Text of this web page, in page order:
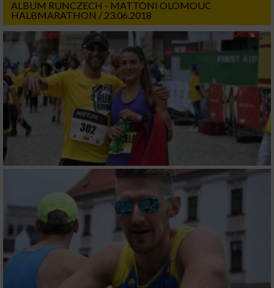
ALBUM RUNCZECH - MATTONI OLOMOUC
HALBMARATHON / 23.06.2018